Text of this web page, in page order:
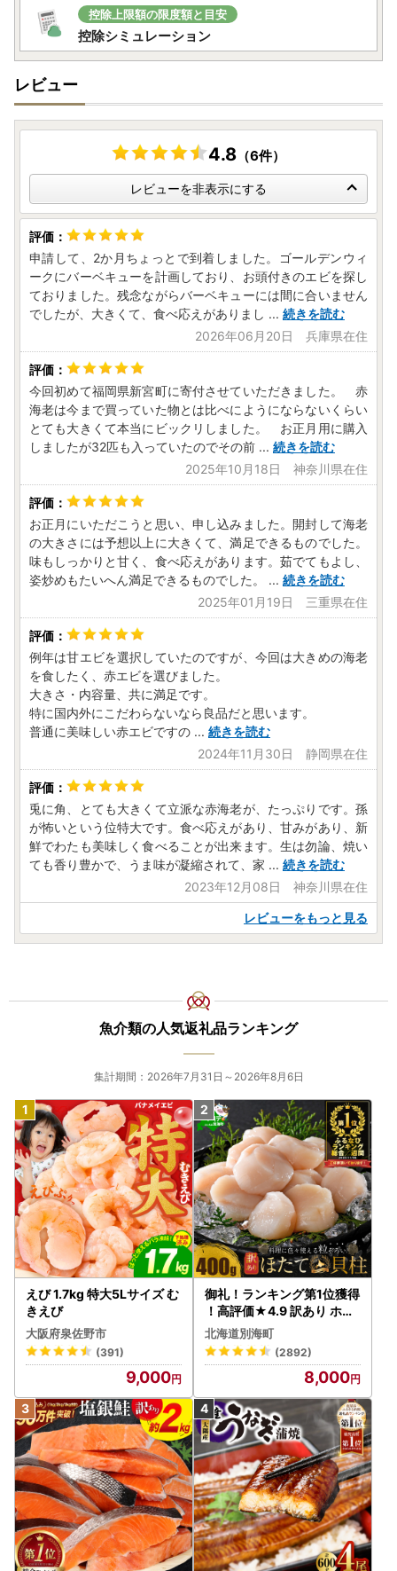
控除上限額の限度額と目安
控除シミュレーション
レビュー
4.8 （6件）
レビューを非表示にする
申請して、2か月ちょっとで到着しました。ゴールデンウィ
ークにバーベキューを計画しており、お頭付きのエビを探し
ておりました。残念ながらバーベキューには間に合いません
でしたが、大きくて、食べ応えがありまし ... 続きを読む
2026年06月20日 兵庫県在住
今回初めて福岡県新宮町に寄付させていただきました。 赤
海老は今まで買っていた物とは比べにようにならないくらい
とても大きくて本当にビックリしました。 お正月用に購入
しましたが32匹も入っていたのでその前 ... 続きを読む
2025年10月18日 神奈川県在住
お正月にいただこうと思い、申し込みました。開封して海老
の大きさには予想以上に大きくて、満足できるものでした。
味もしっかりと甘く、食べ応えがあります。茹でてもよし、
姿炒めもたいへん満足できるものでした。
... 続きを読む
2025年01月19日 三重県在住
例年は甘エビを選択していたのですが、今回は大きめの海老
を食したく、赤エビを選びました。
大きさ・内容量、共に満足です。
特に国内外にこだわらないなら良品だと思います。
普通に美味しい赤エビですの ... 続きを読む
2024年11月30日 静岡県在住
兎に角、とても大きくて立派な赤海老が、たっぷりです。孫
が怖いという位特大です。食べ応えがあり、甘みがあり、新
鮮でわたも美味しく食べることが出来ます。生は勿論、焼い
ても香り豊かで、うま味が凝縮されて、家 ... 続きを読む
2023年12月08日 神奈川県在住
レビューをもっと見る
魚介類の人気返礼品ランキング
集計期間：2026年7月31日～2026年8月6日
えび 1.7kg 特大5Lサイズ む
きえび
大阪府泉佐野市
(391)
9,000
御礼！ランキング第1位獲得
！高評価★4.9 訳あり ホタ
テ 400g（ほたて 帆立 貝柱
冷凍 ）
北海道別海町
(2892)
8,000